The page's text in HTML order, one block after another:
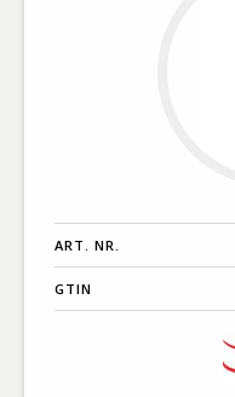
ART. NR.
GTIN